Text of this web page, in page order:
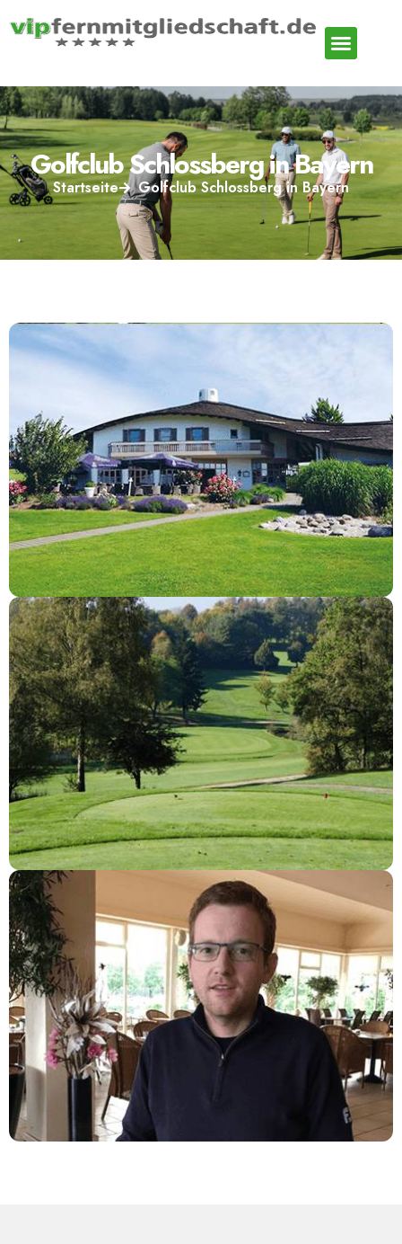
Golfclub Schlossberg in Bayern
Startseite Golfclub Schlossberg in Bayern